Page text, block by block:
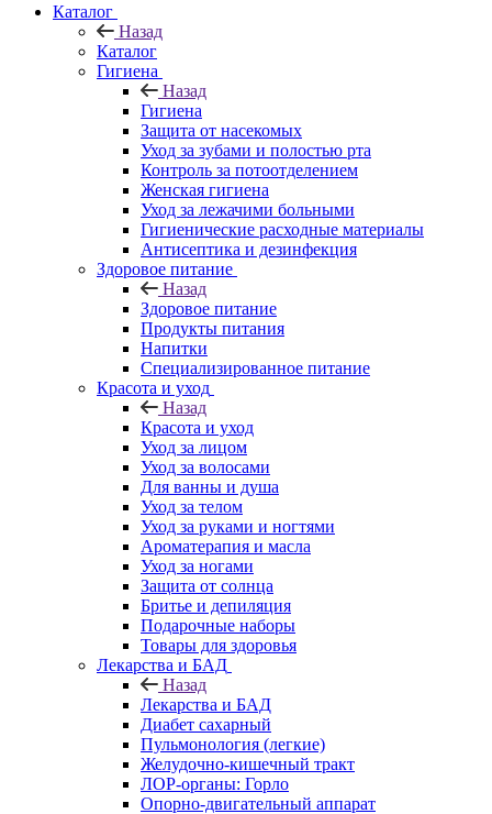
Каталог
Назад
Каталог
Гигиена
Назад
Гигиена
Защита от насекомых
Уход за зубами и полостью рта
Контроль за потоотделением
Женская гигиена
Уход за лежачими больными
Гигиенические расходные материалы
Антисептика и дезинфекция
Здоровое питание
Назад
Здоровое питание
Продукты питания
Напитки
Специализированное питание
Красота и уход
Назад
Красота и уход
Уход за лицом
Уход за волосами
Для ванны и душа
Уход за телом
Уход за руками и ногтями
Ароматерапия и масла
Уход за ногами
Защита от солнца
Бритье и депиляция
Подарочные наборы
Товары для здоровья
Лекарства и БАД
Назад
Лекарства и БАД
Диабет сахарный
Пульмонология (легкие)
Желудочно-кишечный тракт
ЛОР-органы: Горло
Опорно-двигательный аппарат